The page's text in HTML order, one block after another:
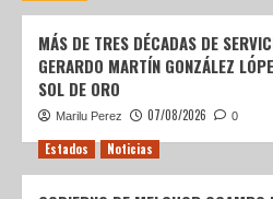
MÁS DE TRES DÉCADAS DE
GERARDO MARTÍN GONZÁLEZ
SOL DE ORO
Marilu Perez 07/08/2026 0
Estados Noticias